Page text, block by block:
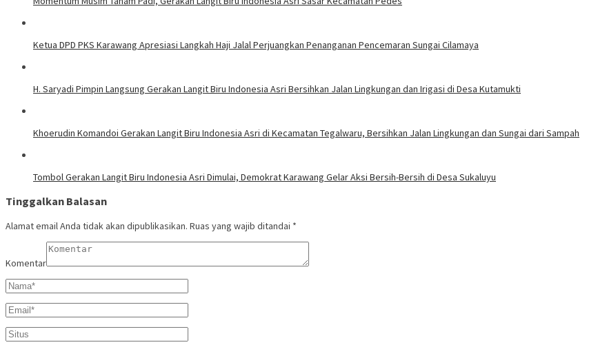
Ketua DPD PKS Karawang Apresiasi Langkah Haji Jalal Perjuangkan Penanganan Pencemaran Sungai Cilamaya
H. Saryadi Pimpin Langsung Gerakan Langit Biru Indonesia Asri Bersihkan Jalan Lingkungan dan Irigasi di Desa Kutamukti
Khoerudin Komandoi Gerakan Langit Biru Indonesia Asri di Kecamatan Tegalwaru, Bersihkan Jalan Lingkungan dan Sungai dari Sampah
Tombol Gerakan Langit Biru Indonesia Asri Dimulai, Demokrat Karawang Gelar Aksi Bersih-Bersih di Desa Sukaluyu
Tinggalkan Balasan
Alamat email Anda tidak akan dipublikasikan. Ruas yang wajib ditandai *
Komentar